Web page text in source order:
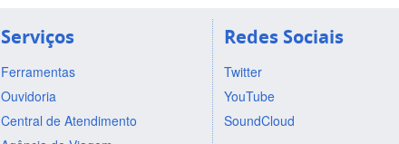
Serviços
Ferramentas
Ouvidoria
Central de Atendimento
Redes Sociais
Twitter
YouTube
SoundCloud